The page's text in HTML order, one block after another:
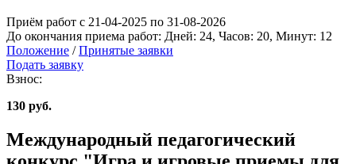
Приём работ с 21-04-2025 по 31-08-2026
До окончания приема работ: Дней: 24, Часов: 20, Минут: 12
Положение / Принятые заявки
Подать заявку
Взнос:
130 руб.
Международный педагогический